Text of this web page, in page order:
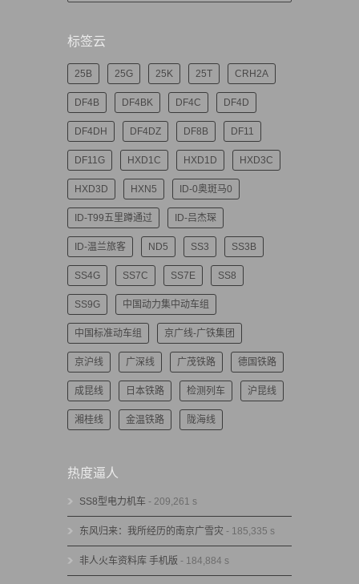
标签云
25B 25G 25K 25T CRH2A
DF4B DF4BK DF4C DF4D
DF4DH DF4DZ DF8B DF11
DF11G HXD1C HXD1D HXD3C
HXD3D HXN5 ID-0奥斑马0
ID-T99五里蹲通过 ID-吕杰琛
ID-温兰旅客 ND5 SS3 SS3B
SS4G SS7C SS7E SS8
SS9G 中国动力集中动车组
中国标准动车组 京广线-广铁集团
京沪线 广深线 广茂铁路 德国铁路
成昆线 日本铁路 检测列车 沪昆线
湘桂线 金温铁路 陇海线
热度逼人
SS8型电力机车 - 209,261 s
东风归来：我所经历的南京广雪灾 - 185,335 s
非人火车资料库 手机版 - 184,884 s